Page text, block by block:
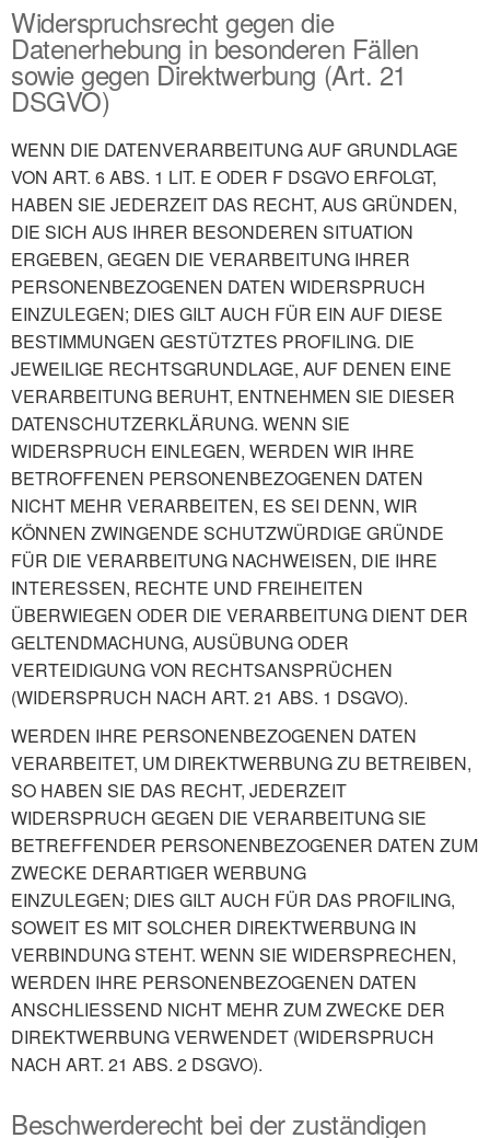
Widerspruchsrecht gegen die
Datenerhebung in besonderen Fällen
sowie gegen Direktwerbung (Art. 21
DSGVO)
WENN DIE DATENVERARBEITUNG AUF GRUNDLAGE
VON ART. 6 ABS. 1 LIT. E ODER F DSGVO ERFOLGT,
HABEN SIE JEDERZEIT DAS RECHT, AUS GRÜNDEN,
DIE SICH AUS IHRER BESONDEREN SITUATION
ERGEBEN, GEGEN DIE VERARBEITUNG IHRER
PERSONENBEZOGENEN DATEN WIDERSPRUCH
EINZULEGEN; DIES GILT AUCH FÜR EIN AUF DIESE
BESTIMMUNGEN GESTÜTZTES PROFILING. DIE
JEWEILIGE RECHTSGRUNDLAGE, AUF DENEN EINE
VERARBEITUNG BERUHT, ENTNEHMEN SIE DIESER
DATENSCHUTZERKLÄRUNG. WENN SIE
WIDERSPRUCH EINLEGEN, WERDEN WIR IHRE
BETROFFENEN PERSONENBEZOGENEN DATEN
NICHT MEHR VERARBEITEN, ES SEI DENN, WIR
KÖNNEN ZWINGENDE SCHUTZWÜRDIGE GRÜNDE
FÜR DIE VERARBEITUNG NACHWEISEN, DIE IHRE
INTERESSEN, RECHTE UND FREIHEITEN
ÜBERWIEGEN ODER DIE VERARBEITUNG DIENT DER
GELTENDMACHUNG, AUSÜBUNG ODER
VERTEIDIGUNG VON RECHTSANSPRÜCHEN
(WIDERSPRUCH NACH ART. 21 ABS. 1 DSGVO).
WERDEN IHRE PERSONENBEZOGENEN DATEN
VERARBEITET, UM DIREKTWERBUNG ZU BETREIBEN,
SO HABEN SIE DAS RECHT, JEDERZEIT
WIDERSPRUCH GEGEN DIE VERARBEITUNG SIE
BETREFFENDER PERSONENBEZOGENER DATEN ZUM
ZWECKE DERARTIGER WERBUNG
EINZULEGEN; DIES GILT AUCH FÜR DAS PROFILING,
SOWEIT ES MIT SOLCHER DIREKTWERBUNG IN
VERBINDUNG STEHT. WENN SIE WIDERSPRECHEN,
WERDEN IHRE PERSONENBEZOGENEN DATEN
ANSCHLIESSEND NICHT MEHR ZUM ZWECKE DER
DIREKTWERBUNG VERWENDET (WIDERSPRUCH
NACH ART. 21 ABS. 2 DSGVO).
Beschwerderecht bei der zuständigen